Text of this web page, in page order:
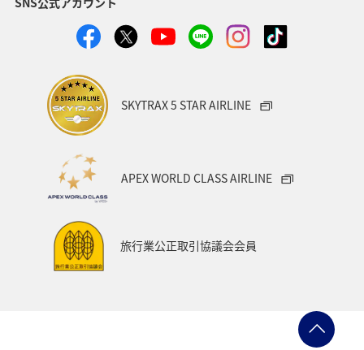
キャンプ・グランピング
SKYTRAX 5 STAR AIRLINE
APEX WORLD CLASS AIRLINE
旅行業公正取引協議会会員